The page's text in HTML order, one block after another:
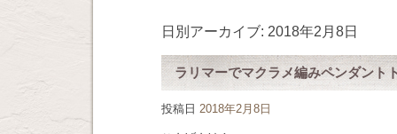
日別アーカイブ: 2018年2月8日
ラリマーでマクラメ編みペンダント
投稿日 2018年2月8日